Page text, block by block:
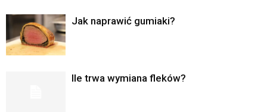
Jak naprawić gumiaki?
Ile trwa wymiana fleków?